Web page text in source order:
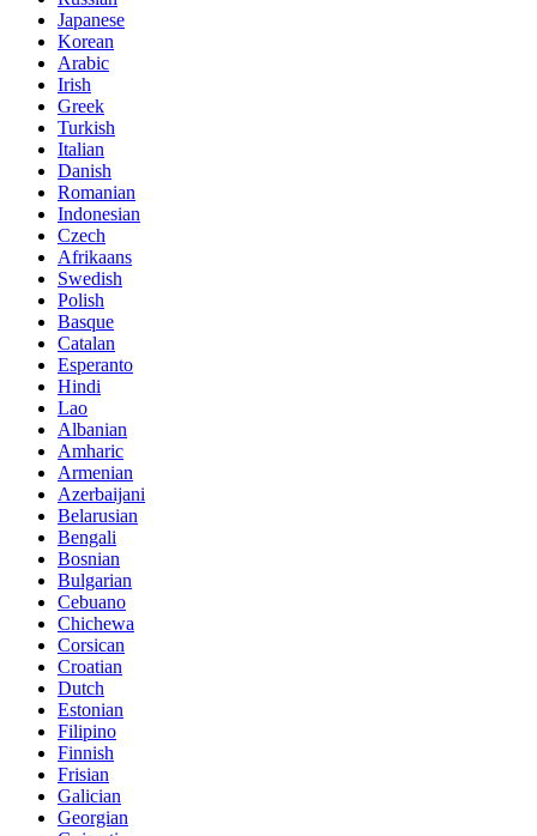
Japanese
Korean
Arabic
Irish
Greek
Turkish
Italian
Danish
Romanian
Indonesian
Czech
Afrikaans
Swedish
Polish
Basque
Catalan
Esperanto
Hindi
Lao
Albanian
Amharic
Armenian
Azerbaijani
Belarusian
Bengali
Bosnian
Bulgarian
Cebuano
Chichewa
Corsican
Croatian
Dutch
Estonian
Filipino
Finnish
Frisian
Galician
Georgian